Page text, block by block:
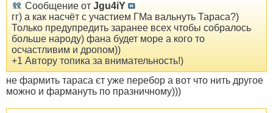
Сообщение от Jgu4iY
гг) а как насчёт с участием ГМа вальнуть Тараса?)
Только предупредить заранее всех чтобы собралось
больше народу) фана будет море а кого то
осчастливим и дропом))
+1 Автору топика за внимательность!)
не фармить тараса єт уже перебор а вот что нить другое
можно и фармануть по празничному)))